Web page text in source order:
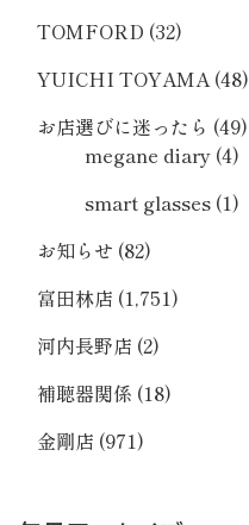
TOMFORD (32)
YUICHI TOYAMA(48)
お店選びに迷ったら (49)
megane diary (4)
smart glasses (1)
お知らせ (82)
富田林店 (1,751)
河内長野店 (2)
補聴器関係 (18)
金剛店 (971)